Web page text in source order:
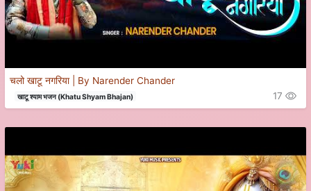
चलो खाटू नगरिया | By Narender Chander
खाटू श्याम भजन (Khatu Shyam Bhajan) 17